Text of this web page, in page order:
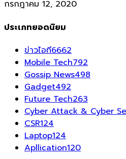
กรกฎาคม 12, 2020
ประเภทยอดนิยม
ข่าวไอที6662
Mobile Tech792
Gossip News498
Gadget492
Future Tech263
Cyber Attack & Cyber
CSR124
Laptop124
Apllication120